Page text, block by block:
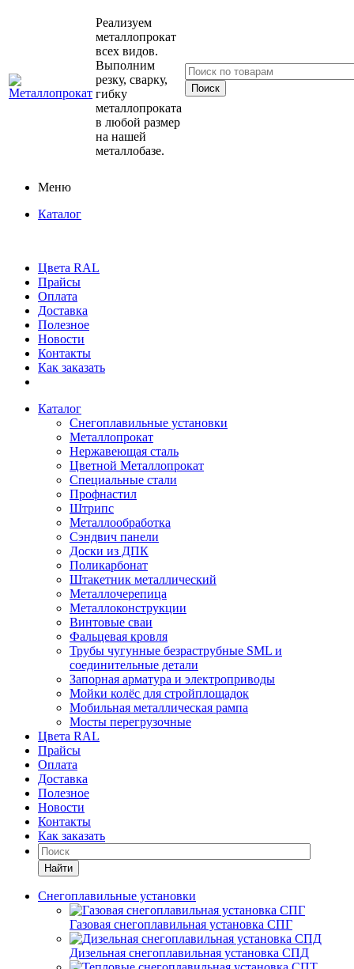
Реализуем
металлопрокат
всех видов.
Выполним
резку, сварку,
гибку
металлопроката
в любой размер
на нашей
металлобазе.
Меню
Каталог
Цвета RAL
Прайсы
Оплата
Доставка
Полезное
Новости
Контакты
Как заказать
Каталог
Снегоплавильные установки
Металлопрокат
Нержавеющая сталь
Цветной Металлопрокат
Специальные стали
Профнастил
Штрипс
Металлообработка
Сэндвич панели
Доски из ДПК
Поликарбонат
Штакетник металлический
Металлочерепица
Металлоконструкции
Винтовые сваи
Фальцевая кровля
Трубы чугунные безраструбные SML и
соединительные детали
Запорная арматура и электроприводы
Мойки колёс для стройплощадок
Мобильная металлическая рампа
Мосты перегрузочные
Цвета RAL
Прайсы
Оплата
Доставка
Полезное
Новости
Контакты
Как заказать
Найти
Снегоплавильные установки
Газовая снегоплавильная установка СПГ
Дизельная снегоплавильная установка СПД